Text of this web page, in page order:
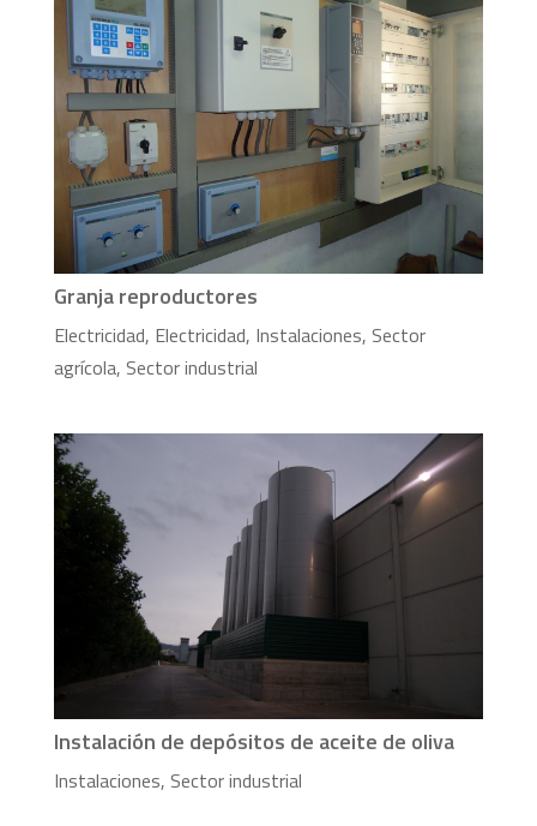
Granja reproductores
Electricidad, Electricidad, Instalaciones, Sector
agrícola, Sector industrial
Instalación de depósitos de aceite de oliva
Instalaciones, Sector industrial